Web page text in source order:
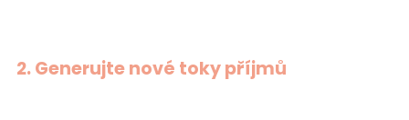
2. Generujte nové toky příjmů